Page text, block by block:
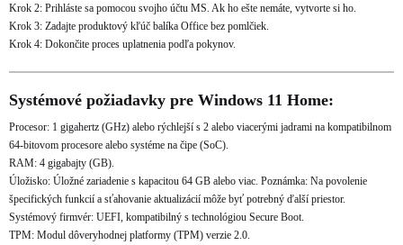
Krok 2: Prihláste sa pomocou svojho účtu MS. Ak ho ešte nemáte, vytvorte si ho.
Krok 3: Zadajte produktový kľúč balíka Office bez pomlčiek.
Krok 4: Dokončite proces uplatnenia podľa pokynov.
Systémové požiadavky pre Windows 11 Home:
Procesor: 1 gigahertz (GHz) alebo rýchlejší s 2 alebo viacerými jadrami na kompatibilnom
64-bitovom procesore alebo systéme na čipe (SoC).
RAM: 4 gigabajty (GB).
Úložisko: Úložné zariadenie s kapacitou 64 GB alebo viac. Poznámka: Na povolenie
špecifických funkcií a sťahovanie aktualizácií môže byť potrebný ďalší priestor.
Systémový firmvér: UEFI, kompatibilný s technológiou Secure Boot.
TPM: Modul dôveryhodnej platformy (TPM) verzie 2.0.